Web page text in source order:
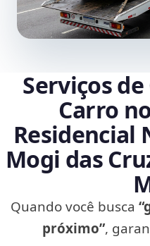
Serviços
Carro
Residencial
Mogi das
Quando você busca
próximo”,